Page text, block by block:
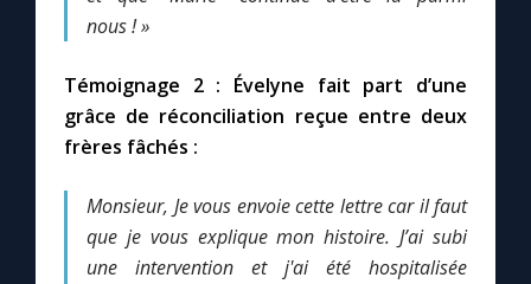
Mes intentions de prière
Une Minute avec Marie
À la une
nous ! »
Témoignage 2 : Évelyne fait part d’une
grâce de réconciliation reçue entre deux
frères fâchés :
Monsieur, Je vous envoie cette lettre car il faut
que je vous explique mon histoire. J’ai subi
une intervention et j'ai été hospitalisée